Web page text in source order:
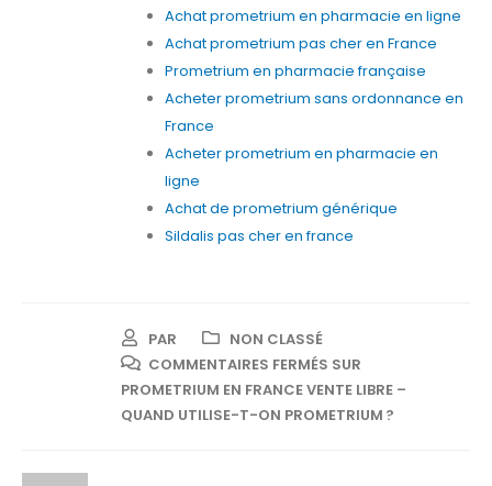
Achat prometrium en pharmacie en ligne
Achat prometrium pas cher en France
Prometrium en pharmacie française
Acheter prometrium sans ordonnance en
France
Acheter prometrium en pharmacie en
ligne
Achat de prometrium générique
Sildalis pas cher en france
PAR
NON CLASSÉ
COMMENTAIRES FERMÉS SUR
PROMETRIUM EN FRANCE VENTE LIBRE –
QUAND UTILISE-T-ON PROMETRIUM ?